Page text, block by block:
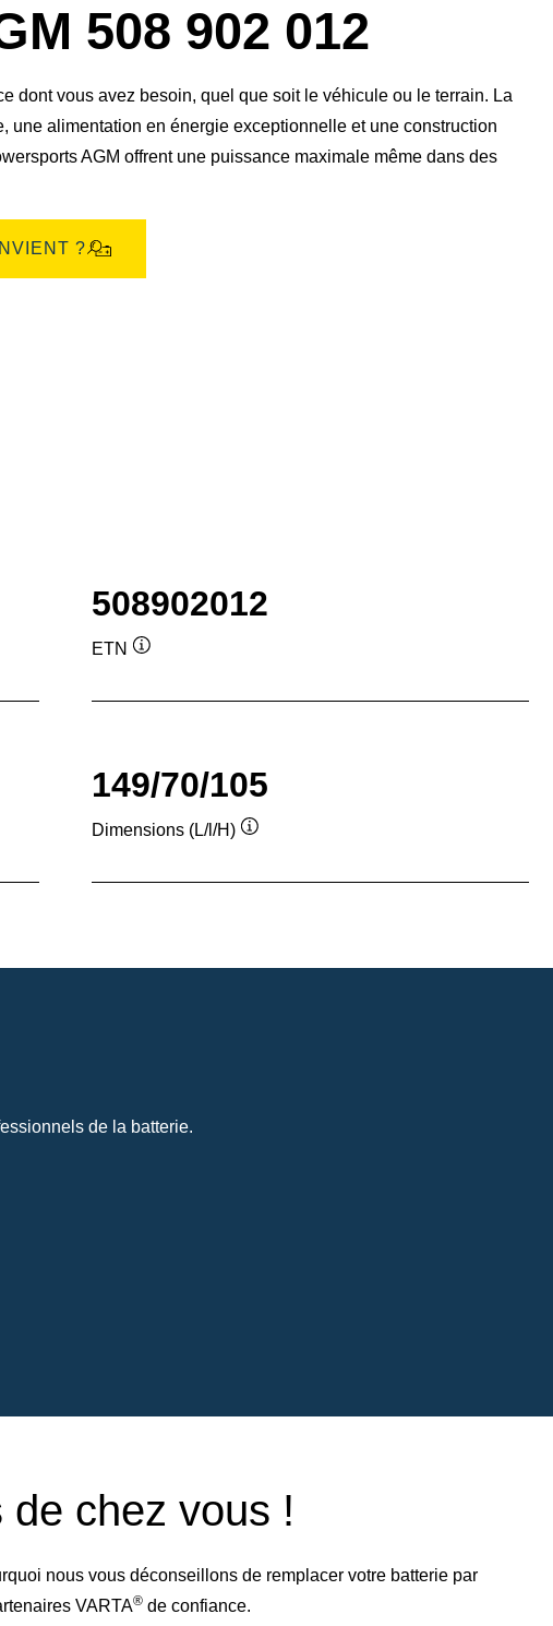
508 902 012
dont vous avez besoin, quel que soit le véhicule ou le terrain. La
une alimentation en énergie exceptionnelle et une construction
AGM offrent une puissance maximale même dans des
?
508902012
ETN
149/70/105
Dimensions (L/l/H)
de la batterie.
chez vous !
nous vous déconseillons de remplacer votre batterie par
VARTA® de confiance.